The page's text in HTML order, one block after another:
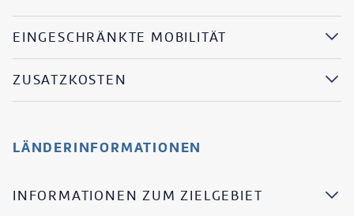
EINGESCHRÄNKTE MOBILITÄT
ZUSATZKOSTEN
LÄNDERINFORMATIONEN
INFORMATIONEN ZUM ZIELGEBIET